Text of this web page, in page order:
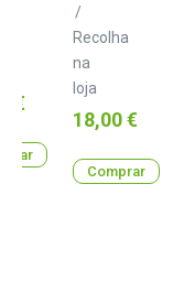
€
/
Recolha
na
loja
Preço
18,00 €
Comprar